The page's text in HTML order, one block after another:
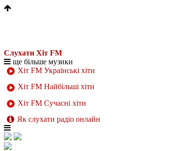
Слухати Хіт FM
ще більше музики
Хіт FM Українські хіти
Хіт FM Найбільші хіти
Хіт FM Сучасні хіти
Як слухати радіо онлайн